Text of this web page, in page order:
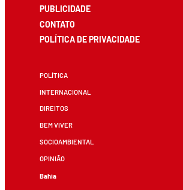
PUBLICIDADE
CONTATO
POLÍTICA DE PRIVACIDADE
POLÍTICA
INTERNACIONAL
DIREITOS
BEM VIVER
SOCIOAMBIENTAL
OPINIÃO
Bahia